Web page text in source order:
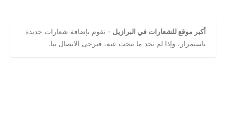
أكبر موقع للشعارات في البرازيل - نقوم بإضافة شعارات جديدة
باستمرار، وإذا لم تجد ما تبحث عنه، فيرجى الاتصال بنا.